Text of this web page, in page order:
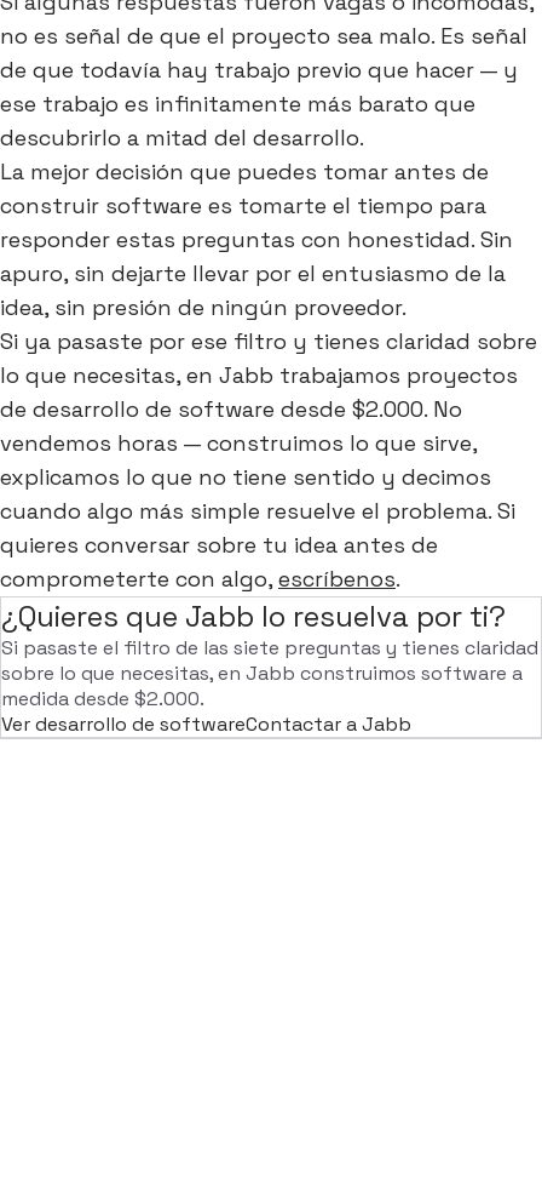
no es señal de que el proyecto sea malo. Es señal
de que todavía hay trabajo previo que hacer — y
ese trabajo es infinitamente más barato que
descubrirlo a mitad del desarrollo.
La mejor decisión que puedes tomar antes de
construir software es tomarte el tiempo para
responder estas preguntas con honestidad. Sin
apuro, sin dejarte llevar por el entusiasmo de la
idea, sin presión de ningún proveedor.
Si ya pasaste por ese filtro y tienes claridad sobre
lo que necesitas, en Jabb trabajamos proyectos
de desarrollo de software desde $2.000. No
vendemos horas — construimos lo que sirve,
explicamos lo que no tiene sentido y decimos
cuando algo más simple resuelve el problema. Si
quieres conversar sobre tu idea antes de
comprometerte con algo,escríbenos.
¿Quieres que Jabb lo resuelva por ti?
Si pasaste el filtro de las siete preguntas y tienes claridad
sobre lo que necesitas, en Jabb construimos software a
medida desde $2.000.
Ver desarrollo de softwareContactar a Jabb